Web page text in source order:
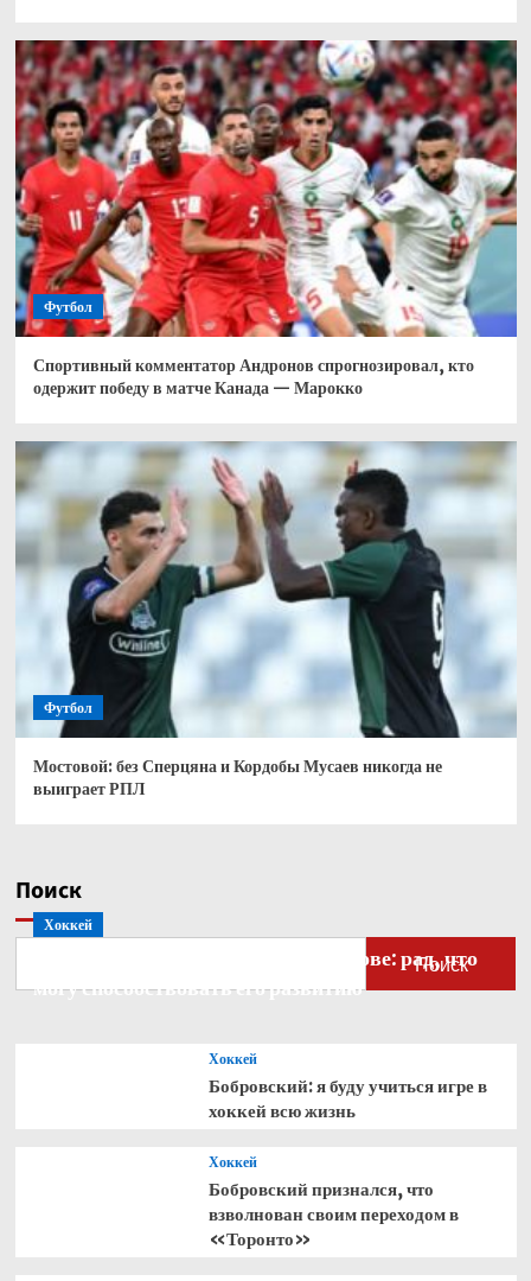
Футбол
Спортивный комментатор Андронов спрогнозировал, кто
одержит победу в матче Канада — Марокко
Футбол
Мостовой: без Сперцяна и Кордобы Мусаев никогда не
выиграет РПЛ
Поиск
Поиск
Хоккей
Бобровский — о голкипере Ахтямове: рад, что
могу способствовать его развитию
Хоккей
Бобровский: я буду учиться игре в
хоккей всю жизнь
Хоккей
Бобровский признался, что
взволнован своим переходом в
«Торонто»